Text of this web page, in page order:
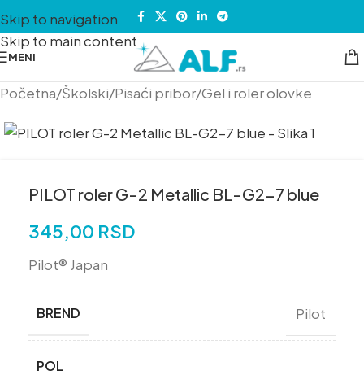
Skip to navigation
Skip to main content
MENI
Početna/Školski/Pisaći pribor/Gel i roler olovke
PILOT roler G-2 Metallic BL-G2-7 blue
345,00 RSD
Pilot® Japan
BREND Pilot
POL